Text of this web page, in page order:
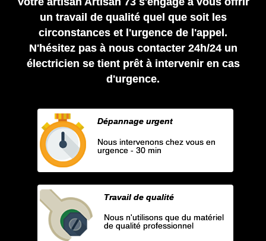
un travail de qualité quel que soit les
circonstances et l'urgence de l'appel.
N'hésitez pas à nous contacter 24h/24 un
électricien se tient prêt à intervenir en cas
d'urgence.
Dépannage urgent
Nous intervenons chez vous en
urgence - 30 min
Travail de qualité
Nous n'utilisons que du matériel
de qualité professionnel